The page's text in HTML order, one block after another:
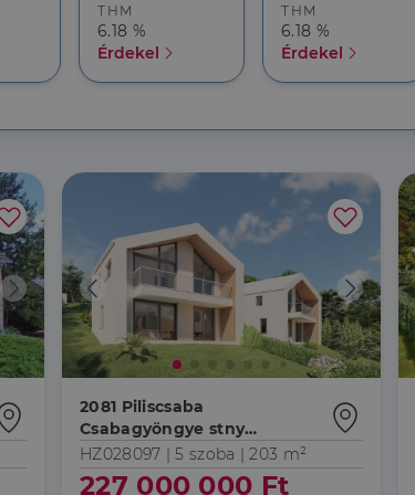
THM
6.18 %
Érdekel
THM
6.18 %
Érdekel
2081 Piliscsaba
Csabagyöngye stny
környéke
HZ028097 |5 szoba | 203 m²
227 000 000 Ft